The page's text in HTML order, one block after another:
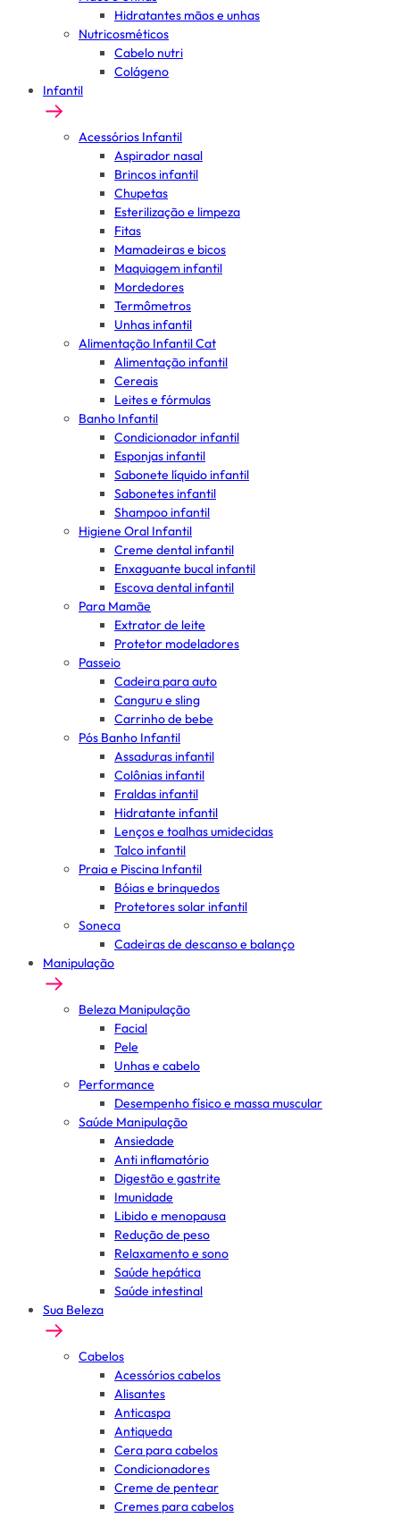
Hidratantes mãos e unhas
Nutricosméticos
Cabelo nutri
Colágeno
Infantil
Acessórios Infantil
Aspirador nasal
Brincos infantil
Chupetas
Esterilização e limpeza
Fitas
Mamadeiras e bicos
Maquiagem infantil
Mordedores
Termômetros
Unhas infantil
Alimentação Infantil Cat
Alimentação infantil
Cereais
Leites e fórmulas
Banho Infantil
Condicionador infantil
Esponjas infantil
Sabonete líquido infantil
Sabonetes infantil
Shampoo infantil
Higiene Oral Infantil
Creme dental infantil
Enxaguante bucal infantil
Escova dental infantil
Para Mamãe
Extrator de leite
Protetor modeladores
Passeio
Cadeira para auto
Canguru e sling
Carrinho de bebe
Pós Banho Infantil
Assaduras infantil
Colônias infantil
Fraldas infantil
Hidratante infantil
Lenços e toalhas umidecidas
Talco infantil
Praia e Piscina Infantil
Bóias e brinquedos
Protetores solar infantil
Soneca
Cadeiras de descanso e balanço
Manipulação
Beleza Manipulação
Facial
Pele
Unhas e cabelo
Performance
Desempenho físico e massa muscular
Saúde Manipulação
Ansiedade
Anti inflamatório
Digestão e gastrite
Imunidade
Libido e menopausa
Redução de peso
Relaxamento e sono
Saúde hepática
Saúde intestinal
Sua Beleza
Cabelos
Acessórios cabelos
Alisantes
Anticaspa
Antiqueda
Cera para cabelos
Condicionadores
Creme de pentear
Cremes para cabelos